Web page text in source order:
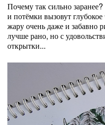
Почему так сильно
и потёмки вызовут
жару очень даже и забавно
лучше рано, но с
открытки...